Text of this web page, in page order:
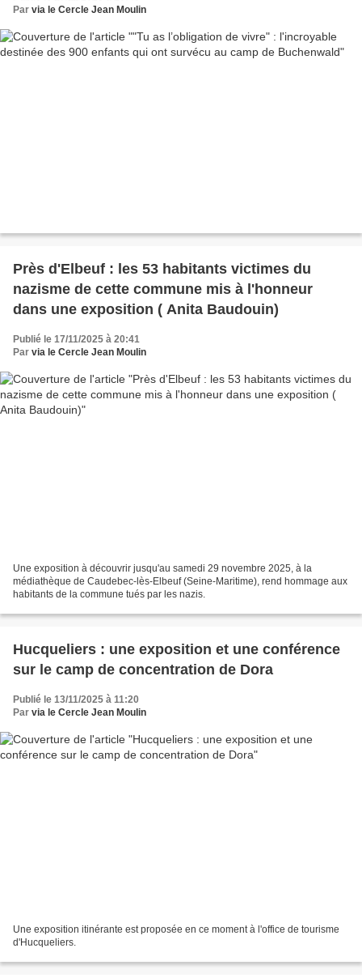
Par via le Cercle Jean Moulin
Près d'Elbeuf : les 53 habitants victimes du
nazisme de cette commune mis à l'honneur
dans une exposition ( Anita Baudouin)
Publié le 17/11/2025 à 20:41
Par via le Cercle Jean Moulin
Une exposition à découvrir jusqu'au samedi 29 novembre 2025, à la
médiathèque de Caudebec-lès-Elbeuf (Seine-Maritime), rend hommage aux
habitants de la commune tués par les nazis.
Hucqueliers : une exposition et une conférence
sur le camp de concentration de Dora
Publié le 13/11/2025 à 11:20
Par via le Cercle Jean Moulin
Une exposition itinérante est proposée en ce moment à l'office de tourisme
d'Hucqueliers.